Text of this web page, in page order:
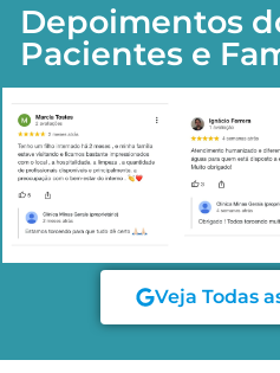
Depoimentos
Pacientes e
Veja Todas